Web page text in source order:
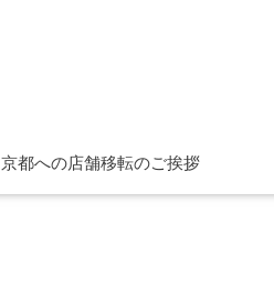
京都への店舗移転のご挨拶